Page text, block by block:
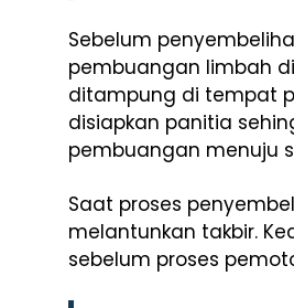
Sebelum
pembuangan limbah
ditampung di tempat
disiapkan panitia
pembuangan menuju
Saat proses
melantunkan takbir.
sebelum proses